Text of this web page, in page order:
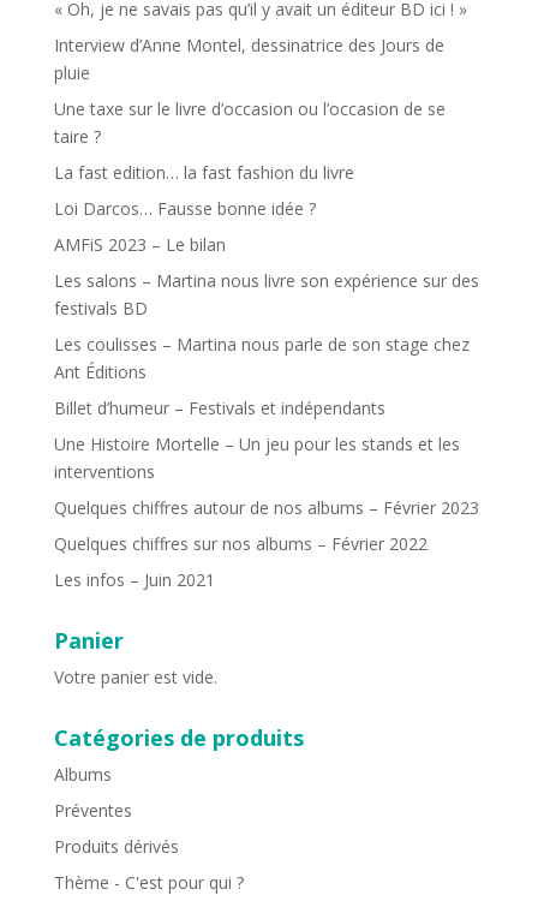
« Oh, je ne savais pas qu’il y avait un éditeur BD ici ! »
Interview d’Anne Montel, dessinatrice des Jours de
pluie
Une taxe sur le livre d’occasion ou l’occasion de se
taire ?
La fast edition… la fast fashion du livre
Loi Darcos… Fausse bonne idée ?
AMFiS 2023 – Le bilan
Les salons – Martina nous livre son expérience sur des
festivals BD
Les coulisses – Martina nous parle de son stage chez
Ant Éditions
Billet d’humeur – Festivals et indépendants
Une Histoire Mortelle – Un jeu pour les stands et les
interventions
Quelques chiffres autour de nos albums – Février 2023
Quelques chiffres sur nos albums – Février 2022
Les infos – Juin 2021
Panier
Votre panier est vide.
Catégories de produits
Albums
Préventes
Produits dérivés
Thème - C'est pour qui ?